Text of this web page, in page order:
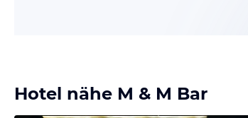
Hotel nähe M & M Bar